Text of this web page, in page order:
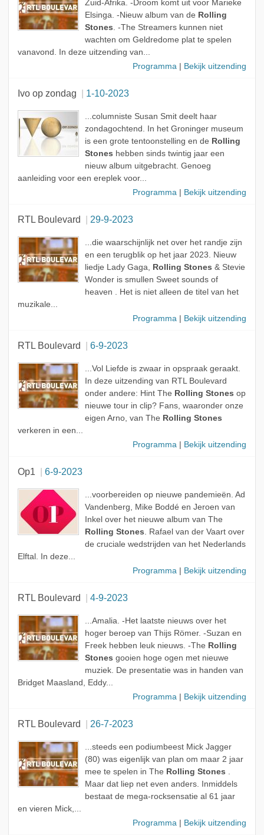
Zuid-Afrika. -Droom komt uit voor Marieke
Elsinga. -Nieuw album van de Rolling
Stones. -The Streamers kunnen niet
wachten om Geldredome plat te spelen
vanavond. In deze uitzending van...
Programma
Bekijk uitzending
Ivo op zondag 1-10-2023
...columniste Susan Smit deelt haar
zondagochtend. In het Groninger museum
is een grote tentoonstelling en de Rolling
Stones hebben sinds twintig jaar een
nieuw album uitgebracht. Genoeg
aanleiding voor een ereplek voor...
Programma
Bekijk uitzending
RTL Boulevard 29-9-2023
...die waarschijnlijk net over het randje zijn
en een terugblik op het jaar 2023. Nieuw
liedje Lady Gaga, Rolling Stones & Stevie
Wonder is smullen Sweet sounds of
heaven . Het is niet alleen de titel van het
muzikale...
Programma
Bekijk uitzending
RTL Boulevard 6-9-2023
...Vol Liefde is zwaar in opspraak geraakt.
In deze uitzending van RTL Boulevard
onder andere: Hint The Rolling Stones op
nieuwe tour in clip? Fans, waaronder onze
eigen Arno, van The Rolling Stones
verkeren in een...
Programma
Bekijk uitzending
Op1 6-9-2023
...voorbereiden op nieuwe pandemieën. Ad
Vandenberg, Mike Boddé en Jeroen van
Inkel over het nieuwe album van The
Rolling Stones. Rafael van der Vaart over
de cruciale wedstrijden van het Nederlands
Elftal. In deze...
Programma
Bekijk uitzending
RTL Boulevard 4-9-2023
...Amalia. -Het laatste nieuws over het
hoger beroep van Thijs Römer. -Suzan en
Freek hebben leuk nieuws. -The Rolling
Stones gooien hoge ogen met nieuwe
muziek. De presentatie was in handen van
Bridget Maasland, Eddy...
Programma
Bekijk uitzending
RTL Boulevard 26-7-2023
...steeds een podiumbeest Mick Jagger
(80) was eigenlijk van plan om maar 2 jaar
mee te spelen in The Rolling Stones .
Maar dat liep net even anders. Inmiddels
bestaat de mega-rocksensatie al 61 jaar
en vieren Mick,...
Programma
Bekijk uitzending